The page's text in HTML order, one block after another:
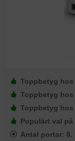
Toppbetyg hos
Toppbetyg hos
Toppbetyg hos
Populärt val på
Antal portar: 8.